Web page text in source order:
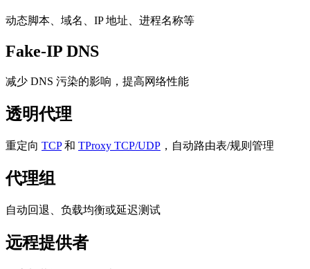
动态脚本、域名、IP 地址、进程名称等
Fake-IP DNS
减少 DNS 污染的影响，提高网络性能
透明代理
重定向 TCP和 TProxy TCP/UDP ，自动路由表/规则管理
代理组
自动回退、负载均衡或延迟测试
远程提供者